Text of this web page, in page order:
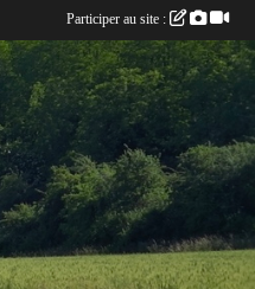
Participer au site :